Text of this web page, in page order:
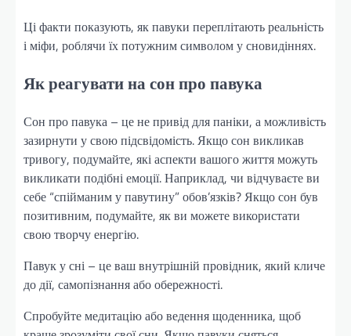
Ці факти показують, як павуки переплітають реальність
і міфи, роблячи їх потужним символом у сновидіннях.
Як реагувати на сон про павука
Сон про павука – це не привід для паніки, а можливість
зазирнути у свою підсвідомість. Якщо сон викликав
тривогу, подумайте, які аспекти вашого життя можуть
викликати подібні емоції. Наприклад, чи відчуваєте ви
себе “спійманим у павутину” обов’язків? Якщо сон був
позитивним, подумайте, як ви можете використати
свою творчу енергію.
Павук у сні – це ваш внутрішній провідник, який кличе
до дії, самопізнання або обережності.
Спробуйте медитацію або ведення щоденника, щоб